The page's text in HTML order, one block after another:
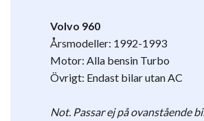
Volvo 960
Årsmodeller: 1992-1993
Motor: Alla bensin Turbo
Övrigt: Endast bilar utan AC
Not. Passar ej på ovanstående